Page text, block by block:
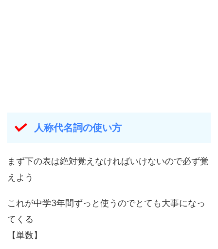
人称代名詞の使い方
まず下の表は絶対覚えなければいけないので必ず覚
えよう
これが中学3年間ずっと使うのでとても大事になっ
てくる
【単数】